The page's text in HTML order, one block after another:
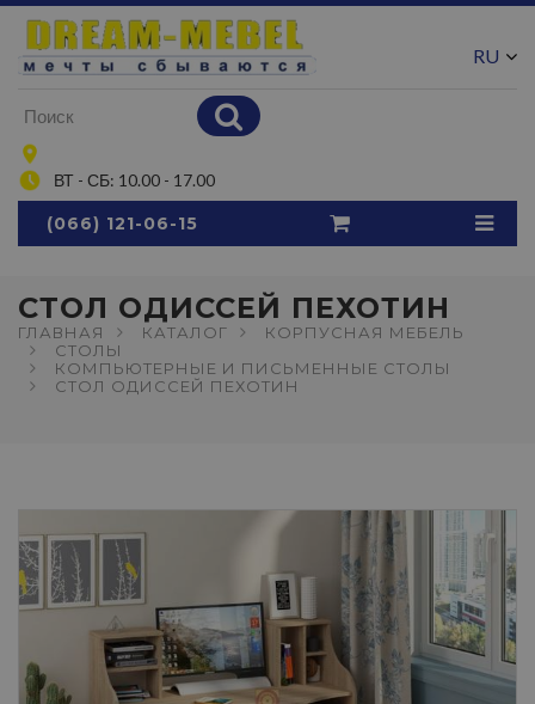
ВТ - СБ: 10.00 - 17.00
RU
(066) 121-06-15
СТОЛ ОДИССЕЙ ПЕХОТИН
ГЛАВНАЯ КАТАЛОГ
КОРПУСНАЯ МЕБЕЛЬ
СТОЛЫ
КОМПЬЮТЕРНЫЕ И ПИСЬМЕННЫЕ СТОЛЫ
СТОЛ ОДИССЕЙ ПЕХОТИН